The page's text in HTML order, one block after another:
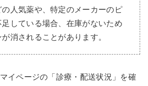
人気薬や、特定のメーカーのピ
足している場合、在庫がないため
消されることがあります。
イページの「診療・配送状況」を確